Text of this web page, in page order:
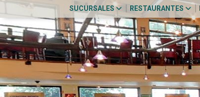
SUCURSALES RESTAURANTES